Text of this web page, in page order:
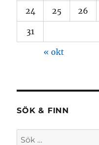
24 25 26
31
« okt
SÖK & FINN
Sök